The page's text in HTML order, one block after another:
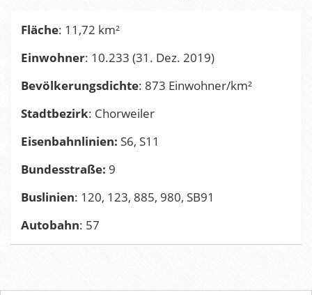
Fläche: 11,72 km²
Einwohner: 10.233 (31. Dez. 2019)
Bevölkerungsdichte: 873 Einwohner/km²
Stadtbezirk: Chorweiler
Eisenbahnlinien: S6, S11
Bundesstraße: 9
Buslinien: 120, 123, 885, 980, SB91
Autobahn: 57
B